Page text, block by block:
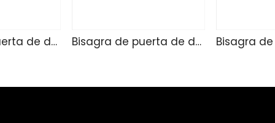
Bisagra de puerta de ducha de vidrio TD4255 Bisagra de puerta de ducha de vidrio SK4271